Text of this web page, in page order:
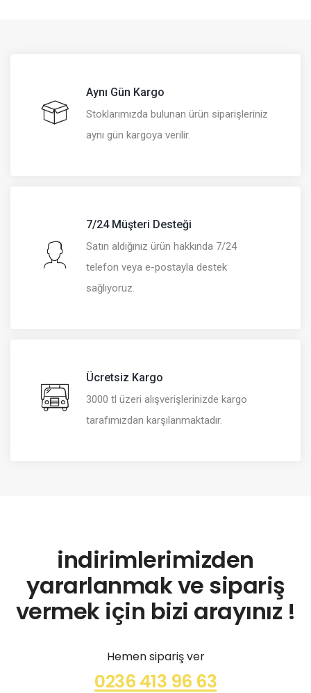
Aynı Gün Kargo
Stoklarımızda bulunan ürün siparişleriniz
aynı gün kargoya verilir.
7/24 Müşteri Desteği
Satın aldığınız ürün hakkında 7/24
telefon veya e-postayla destek
sağlıyoruz.
Ücretsiz Kargo
3000 tl üzeri alışverişlerinizde kargo
tarafımızdan karşılanmaktadır.
indirimlerimizden
yararlanmak ve sipariş
vermek için bizi arayınız !
Hemen sipariş ver
0236 413 96 63